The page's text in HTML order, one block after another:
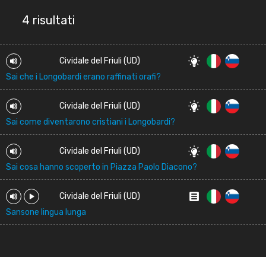
4 risultati
Cividale del Friuli (UD)
Sai che i Longobardi erano raffinati orafi?
Cividale del Friuli (UD)
Sai come diventarono cristiani i Longobardi?
Cividale del Friuli (UD)
Sai cosa hanno scoperto in Piazza Paolo Diacono?
Cividale del Friuli (UD)
Sansone lingua lunga